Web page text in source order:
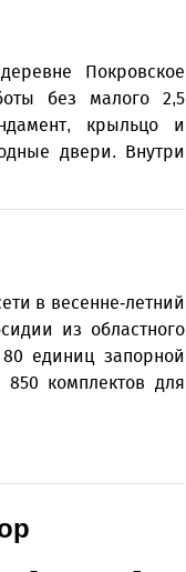
Покровское
без малого 2,5
крыльцо и
двери. Внутри
в весенне-летний
из областного
единиц запорной
комплектов для